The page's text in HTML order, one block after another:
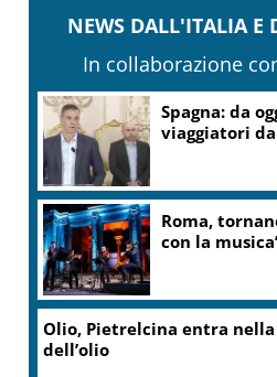
NEWS DALL'ITALIA E
In collaborazione
Ranteghetta, Garavaglia:
vittoria del territorio
Adyen e
anni di